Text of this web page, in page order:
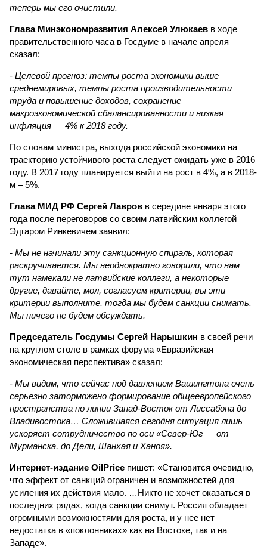
теперь мы его очистили.
Глава Минэкономразвития Алексей Улюкаев в ходе
правительственного часа в Госдуме в начале апреля
сказал:
- Целевой прогноз: темпы роста экономики выше
среднемировых, темпы роста производительности
труда и повышение доходов, сохранение
макроэкономической сбалансированности и низкая
инфляция — 4% к 2018 году.
По словам министра, выхода российской экономики на
траекторию устойчивого роста следует ожидать уже в 2016
году. В 2017 году планируется выйти на рост в 4%, а в 2018-
м – 5%.
Глава МИД РФ Сергей Лавров в середине января этого
года после переговоров со своим латвийским коллегой
Эдгаром Ринкевичем заявил:
- Мы не начинали эту санкционную спираль, которая
раскручивается. Мы неоднократно говорили, что нам
тут намекали не латвийские коллеги, а некоторые
другие, давайте, мол, согласуем критерии, вы эти
критерии выполните, тогда мы будем санкции снимать.
Мы ничего не будем обсуждать.
Председатель Госдумы Сергей Нарышкин в своей речи
на круглом столе в рамках форума «Евразийская
экономическая перспектива» сказал:
- Мы видим, что сейчас под давлением Вашингтона очень
серьезно заторможено формирование общеевропейского
пространства по линии Запад-Восток от Лиссабона до
Владивостока… Сложившаяся сегодня ситуация лишь
ускоряет сотрудничество по оси «Север-Юг — от
Мурманска, до Дели, Шанхая и Ханоя».
Интернет-издание OilPrice пишет: «Становится очевидно,
что эффект от санкций ограничен и возможностей для
усиления их действия мало. …Никто не хочет оказаться в
последних рядах, когда санкции снимут. Россия обладает
огромными возможностями для роста, и у нее нет
недостатка в «поклонниках» как на Востоке, так и на
Западе».